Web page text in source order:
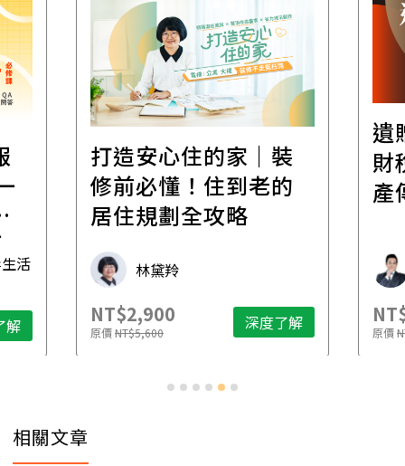
活
解
打造安心住的家｜裝
修前必懂！住到老的
居住規劃全攻略
林黛羚
NT$2,900
原價NT$5,600 深度了解
遺
財
產
原價
相關文章